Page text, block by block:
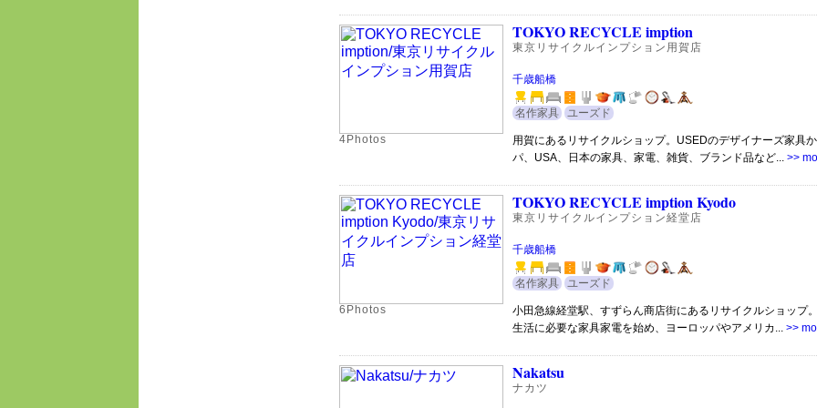
4Photos
TOKYO RECYCLE imption
東京リサイクルインプション用賀店
千歳船橋
名作家具 ユーズド
用賀にあるリサイクルショップ。USEDのデザイナーズ家具
パ、USA、日本の家具、家電、雑貨、ブランド品など... >>
6Photos
TOKYO RECYCLE imption Kyodo
東京リサイクルインプション経堂店
千歳船橋
名作家具 ユーズド
小田急線経堂駅、すずらん商店街にあるリサイクルショップ。
生活に必要な家具家電を始め、ヨーロッパやアメリカ... >>
Nakatsu
ナカツ